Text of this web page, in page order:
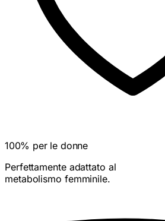
100% per le donne
Perfettamente adattato al
metabolismo femminile.